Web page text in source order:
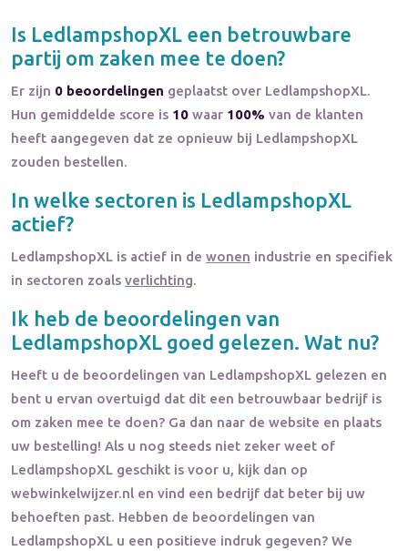
Is LedlampshopXL een betrouwbare
partij om zaken mee te doen?
Er zijn 0 beoordelingen geplaatst over LedlampshopXL.
Hun gemiddelde score is 10 waar 100% van de klanten
heeft aangegeven dat ze opnieuw bij LedlampshopXL
zouden bestellen.
In welke sectoren is LedlampshopXL
actief?
LedlampshopXL is actief in de wonen industrie en specifiek
in sectoren zoals verlichting.
Ik heb de beoordelingen van
LedlampshopXL goed gelezen. Wat nu?
Heeft u de beoordelingen van LedlampshopXL gelezen en
bent u ervan overtuigd dat dit een betrouwbaar bedrijf is
om zaken mee te doen? Ga dan naar de website en plaats
uw bestelling! Als u nog steeds niet zeker weet of
LedlampshopXL geschikt is voor u, kijk dan op
webwinkelwijzer.nl en vind een bedrijf dat beter bij uw
behoeften past. Hebben de beoordelingen van
LedlampshopXL u een positieve indruk gegeven? We